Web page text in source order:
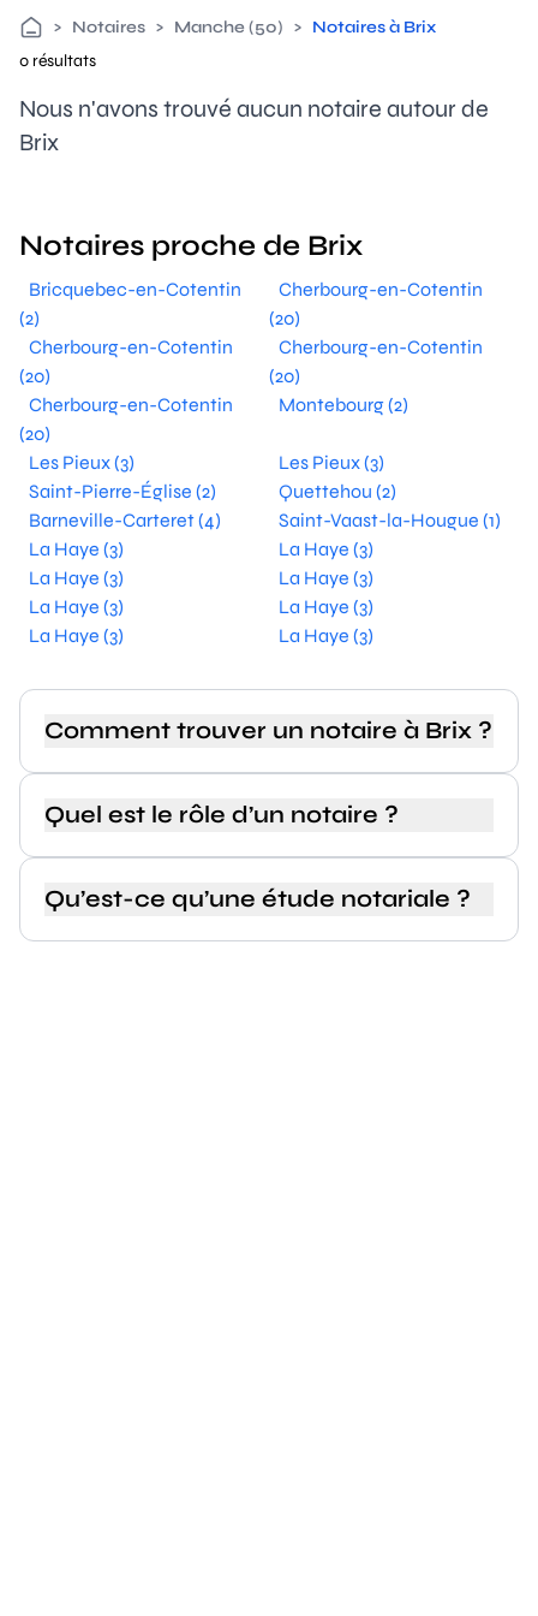
> Notaires > Manche (50) > Notaires à Brix
0 résultats
Nous n'avons trouvé aucun notaire autour de
Brix
Notaires proche de Brix
Bricquebec-en-Cotentin
(2)
Cherbourg-en-Cotentin
(20)
Cherbourg-en-Cotentin
(20)
Cherbourg-en-Cotentin
(20)
Cherbourg-en-Cotentin
(20)
Montebourg (2)
Les Pieux (3)
Les Pieux (3)
Saint-Pierre-Église (2)
Quettehou (2)
Barneville-Carteret (4)
Saint-Vaast-la-Hougue (1)
La Haye (3)
La Haye (3)
La Haye (3)
La Haye (3)
La Haye (3)
La Haye (3)
La Haye (3)
La Haye (3)
Comment trouver un notaire à Brix ?
Quel est le rôle d’un notaire ?
Qu’est-ce qu’une étude notariale ?